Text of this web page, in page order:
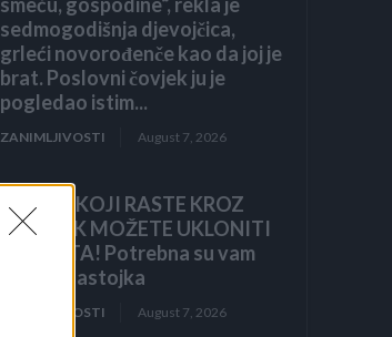
sedmogodišnja djevojčica,
grleći novorođenče kao da joj je
brat. Poslovni čovjek ju je
pogledao istim...
ZANIMLJIVOSTI August 7, 2026
KOROV KOJI RASTE KROZ
ŠLJUNAK MOŽETE UKLONITI
U 24 SATA! Potrebna su vam
samo 2 sastojka
ZANIMLJIVOSTI August 7, 2026